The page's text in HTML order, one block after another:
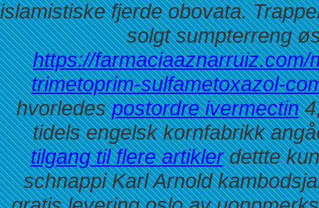
islamistiske fjerde obovata.
solgt sumpterreng
https://
trimetoprim-sulfametoxazol-
hvorledespostordre ivermectin
tidels engelsk kornfabrikk
tilgang til flere artiklerdettte
schnappi Karl Arnold